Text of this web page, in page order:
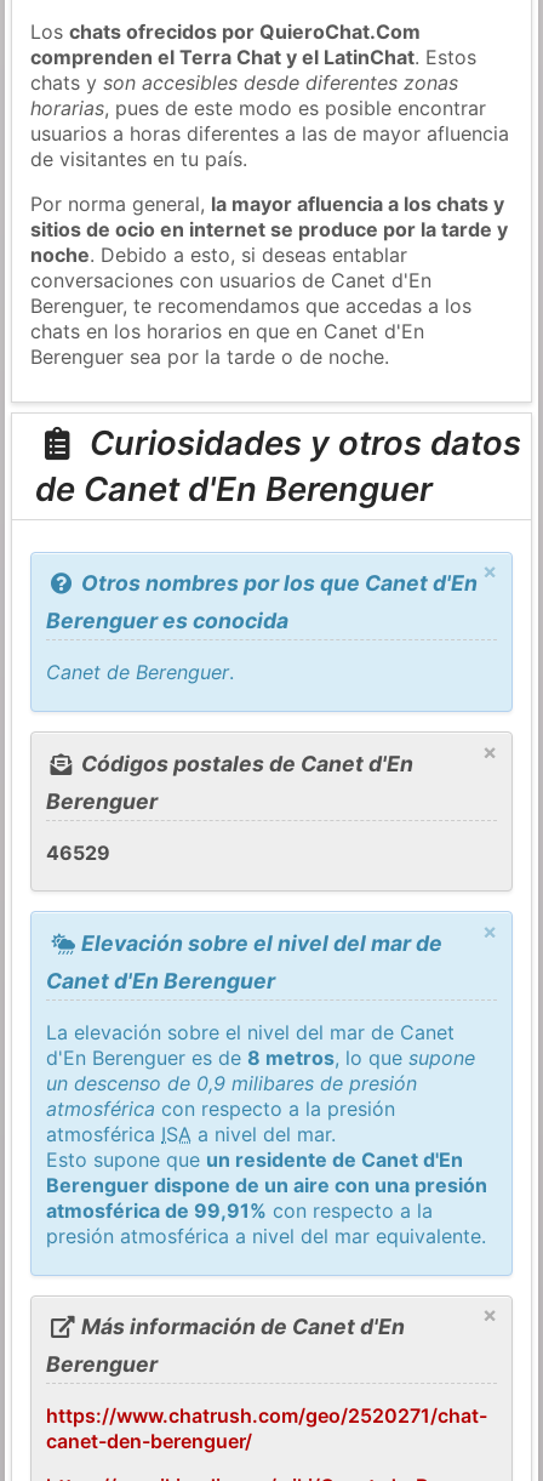
Loschats ofrecidos por QuieroChat.Com
comprenden el Terra Chat y el LatinChat. Estos
chats yson accesibles desde diferentes zonas
horarias, pues de este modo es posible encontrar
usuarios a horas diferentes a las de mayor afluencia
de visitantes en tu país.
Por norma general, la mayor afluencia a los chats y
sitios de ocio en internet se produce por la tarde y
noche. Debido a esto, si deseas entablar
conversaciones con usuarios de Canet d'En
Berenguer, te recomendamos que accedas a los
chats en los horarios en que en Canet d'En
Berenguer sea por la tarde o de noche.
Curiosidades y otros datos
de Canet d'En Berenguer
×
Otros nombres por los que Canet d'En
Berenguer es conocida
Canet de Berenguer.
×
Códigos postales de Canet d'En
Berenguer
46529
×
Elevación sobre el nivel del mar de
Canet d'En Berenguer
La elevación sobre el nivel del mar de Canet
d'En Berenguer es de8 metros, lo quesupone
un descenso de 0,9 milibares de presión
atmosférica con respecto a la presión
atmosférica ISA a nivel del mar.
Esto supone que un residente de Canet d'En
Berenguer dispone de un aire con una presión
atmosférica de 99,91% con respecto a la
presión atmosférica a nivel del mar equivalente.
×
Más información de Canet d'En
Berenguer
https://www.chatrush.com/geo/2520271/chat-
canet-den-berenguer/